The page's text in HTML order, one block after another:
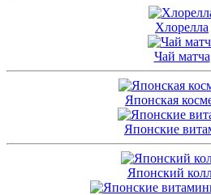
Хлорелла
Чай матча
Японская
Японские
Японский